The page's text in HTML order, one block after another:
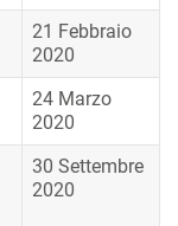
21 Febbraio
2020
24 Marzo
2020
30 Settembre
2020